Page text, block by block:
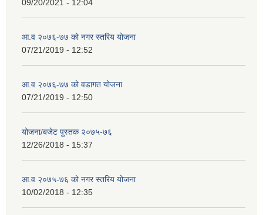
09/20/2021 - 12:04
आ.व २०७६-७७ को नगर स्तरिय योजना
07/21/2019 - 12:52
आ.व २०७६-७७ को वडागत योजना
07/21/2019 - 12:50
योजना/बजेट पुस्तक २०७५-७६
12/26/2018 - 15:37
आ.व २०७५-७६ को नगर स्तरिय योजना
10/02/2018 - 12:35